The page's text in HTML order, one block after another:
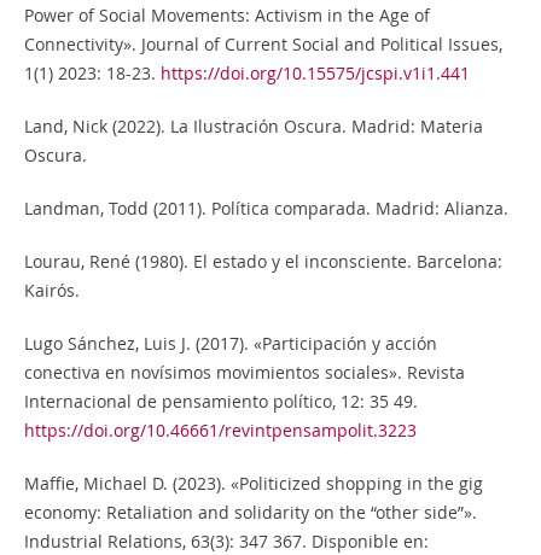
Power of Social Movements: Activism in the Age of
Connectivity». Journal of Current Social and Political Issues,
1(1) 2023: 18-23. https://doi.org/10.15575/jcspi.v1i1.441
Land, Nick (2022). La Ilustración Oscura. Madrid: Materia
Oscura.
Landman, Todd (2011). Política comparada. Madrid: Alianza.
Lourau, René (1980). El estado y el inconsciente. Barcelona:
Kairós.
Lugo Sánchez, Luis J. (2017). «Participación y acción
conectiva en novísimos movimientos sociales». Revista
Internacional de pensamiento político, 12: 35 49.
https://doi.org/10.46661/revintpensampolit.3223
Maffie, Michael D. (2023). «Politicized shopping in the gig
economy: Retaliation and solidarity on the “other side”».
Industrial Relations, 63(3): 347 367. Disponible en: